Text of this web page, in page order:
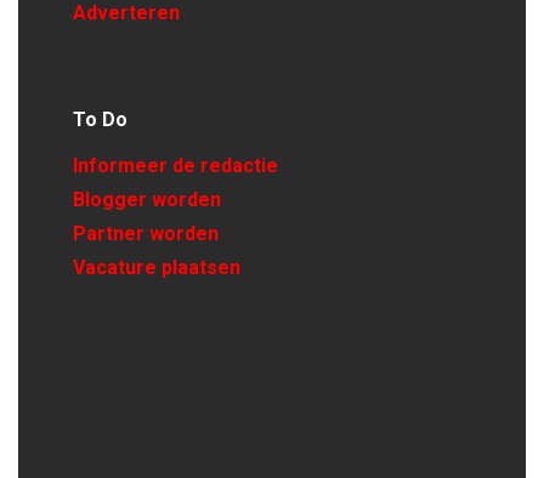
Adverteren
To Do
Informeer de redactie
Blogger worden
Partner worden
Vacature plaatsen